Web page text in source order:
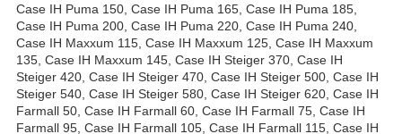
Case IH Puma 150, Case IH Puma 165, Case IH Puma 185,
Case IH Puma 200, Case IH Puma 220, Case IH Puma 240,
Case IH Maxxum 115, Case IH Maxxum 125, Case IH Maxxum
135, Case IH Maxxum 145, Case IH Steiger 370, Case IH
Steiger 420, Case IH Steiger 470, Case IH Steiger 500, Case IH
Steiger 540, Case IH Steiger 580, Case IH Steiger 620, Case IH
Farmall 50, Case IH Farmall 60, Case IH Farmall 75, Case IH
Farmall 95, Case IH Farmall 105, Case IH Farmall 115, Case IH